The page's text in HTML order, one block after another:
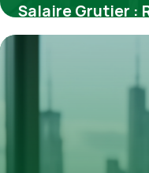
Salaire Grutier :
Évolution 2026